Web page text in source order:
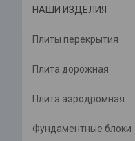
НАШИ ИЗДЕЛИЯ
Плиты перекрытия
Плита дорожная
Плита аэродромная
Фундаментные блоки